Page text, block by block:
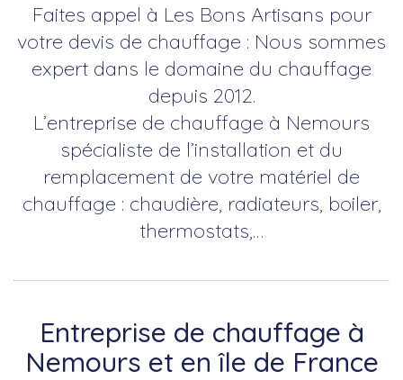
Faites appel à Les Bons Artisans pour
votre devis de chauffage : Nous sommes
expert dans le domaine du chauffage
depuis 2012.
L’entreprise de chauffage à Nemours
spécialiste de l’installation et du
remplacement de votre matériel de
chauffage : chaudière, radiateurs, boiler,
thermostats,…
Entreprise de chauffage à
Nemours et en île de France